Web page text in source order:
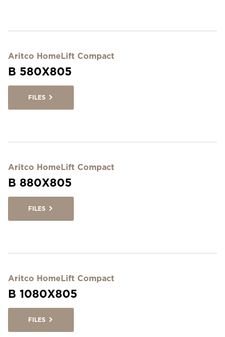
Aritco HomeLift Compact
B 580X805
FILES
Aritco HomeLift Compact
B 880X805
FILES
Aritco HomeLift Compact
B 1080X805
FILES